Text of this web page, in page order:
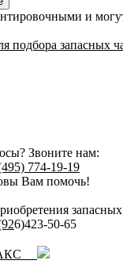
и
подбора запасных
Звоните нам:
774-19-19
Вам помочь!
запасных
6)423-50-65